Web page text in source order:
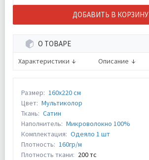
ДОБАВИТЬ В КОРЗИНУ
О ТОВАРЕ
Характеристики Описание
Размер: 160х220 см
Цвет: Мультиколор
Ткань: Сатин
Наполнитель: Микроволокно 100%
Комплектация: Одеяло 1 шт
Плотность: 160гр/м
Плотность ткани: 200 тс